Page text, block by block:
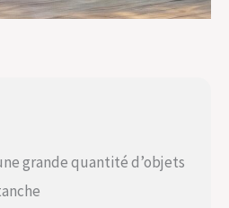
grande quantité d’objets